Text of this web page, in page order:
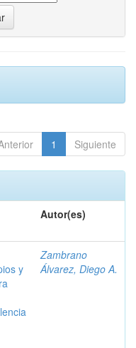
1 Siguiente
Autor(es)
y
Zambrano
Álvarez, Diego A.